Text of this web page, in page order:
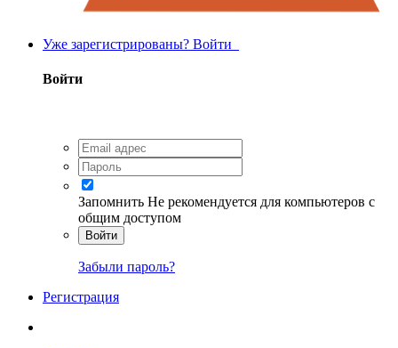
Уже зарегистрированы? Войти
Войти
Запомнить Не рекомендуется для компьютеров с
общим доступом
Войти
Забыли пароль?
Регистрация